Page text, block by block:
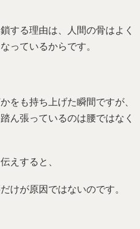
する理由は、人間の骨はよく
っているからです。
をも持ち上げた瞬間ですが、
ん張っているのは腰ではなく
えすると、
けが原因ではないのです。